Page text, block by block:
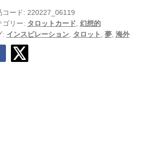
コード: 220227_06119
ゴリー: タロットカード 幻想的
: インスピレーション タロット 夢, 海外